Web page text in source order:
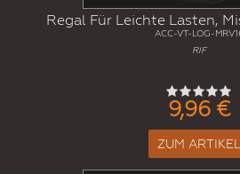
Regal Für Leichte Lasten,
ACC-VT-LOG-
RIF
9,96 €
ZUM ARTIKEL